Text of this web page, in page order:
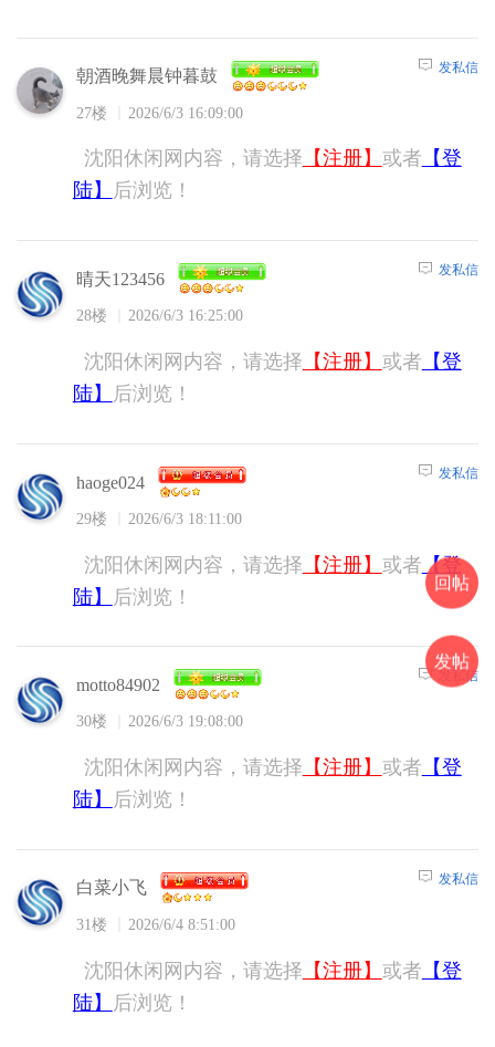
朝酒晚舞晨钟暮鼓
27楼 2026/6/3 16:09:00
发私信
沈阳休闲网内容，请选择 【注册】 或者 【登
陆】
后浏览！
晴天123456
28楼 2026/6/3 16:25:00
发私信
沈阳休闲网内容，请选择 【注册】 或者 【登
陆】
后浏览！
haoge024
29楼 2026/6/3 18:11:00
发私信
沈阳休闲网内容，请选择 【注册】 或者 【登
陆】
后浏览！
motto84902
30楼 2026/6/3 19:08:00
发私信
沈阳休闲网内容，请选择 【注册】 或者 【登
陆】
后浏览！
白菜小飞
31楼 2026/6/4 8:51:00
发私信
沈阳休闲网内容，请选择 【注册】 或者 【登
陆】
后浏览！
回帖
发帖